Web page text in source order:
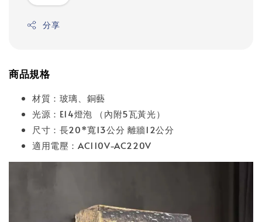
分享
商品規格
材質：玻璃、銅藝
光源：E14燈泡 （內附5瓦黃光）
尺寸：長20*寬13公分 離牆12公分
適用電壓：AC110V-AC220V